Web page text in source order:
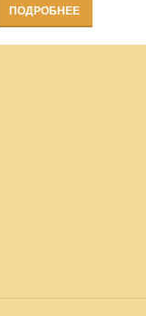
ПОДРОБНЕЕ